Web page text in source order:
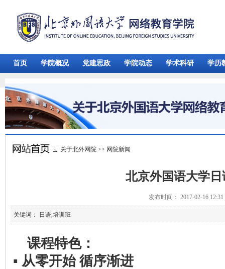
首页 学院概况 党建思政 学院动态 学术科研 学历
关于北外网院 >> 网院新闻
北京外国语大学
发布时间： 2017-02-16
关键词： 日语,培训班
课程特色：
▪ 从零开始 循序渐进